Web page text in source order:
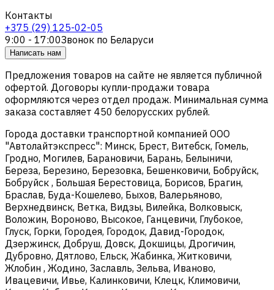
Контакты
+375 (29) 125-02-05
9:00 - 17:00Звонок по Беларуси
Написать нам
Предложения товаров на сайте не является публичной
офертой. Договоры купли-продажи товара
оформляются через отдел продаж. Минимальная сумма
заказа составляет 450 белорусских рублей.
Города доставки транспортной компанией ООО
"Автолайтэкспресс": Минск, Брест, Витебск, Гомель,
Гродно, Могилев, Барановичи, Барань, Белыничи,
Береза, Березино, Березовка, Бешенковичи, Бобруйск,
Бобруйск , Большая Берестовица, Борисов, Брагин,
Браслав, Буда-Кошелево, Быхов, Валерьяново,
Верхнедвинск, Ветка, Видзы, Вилейка, Волковыск,
Воложин, Вороново, Высокое, Ганцевичи, Глубокое,
Глуск, Горки, Городея, Городок, Давид-Городок,
Дзержинск, Добруш, Довск, Докшицы, Дрогичин,
Дубровно, Дятлово, Ельск, Жабинка, Житковичи,
Жлобин , Жодино, Заславль, Зельва, Иваново,
Ивацевичи, Ивье, Калинковичи, Клецк, Климовичи,